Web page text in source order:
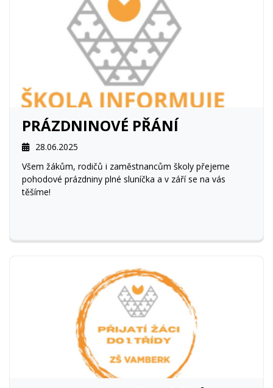
PRÁZDNINOVÉ PŘÁNÍ
28.06.2025
Všem žákům, rodičů i zaměstnancům školy přejeme
pohodové prázdniny plné sluníčka a v září se na vás
těšíme!